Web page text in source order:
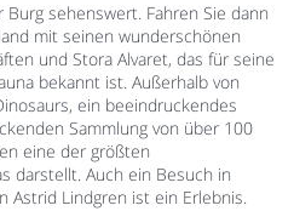
sehenswert. Fahren Sie dann
mit seinen wunderschönen
und Stora Alvaret, das für seine
bekannt ist. Außerhalb von
ein beeindruckendes
Sammlung von über 100
eine der größten
darstellt. Auch ein Besuch in
Astrid Lindgren ist ein Erlebnis.